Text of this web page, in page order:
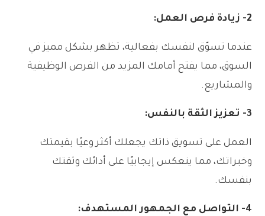
2- زيادة فرص العمل:
عندما تسوّق لنفسك بفعالية، تظهر بشكل مميز في
السوق، مما يفتح أمامك المزيد من الفرص الوظيفية
والمشاريع.
3- تعزيز الثقة بالنفس:
العمل على تسويق ذاتك يجعلك أكثر وعيًا بقيمتك
وخبراتك، مما ينعكس إيجابيًا على أدائك وثقتك
بنفسك.
4- التواصل مع الجمهور المستهدف: